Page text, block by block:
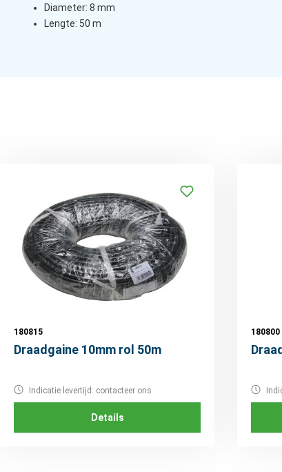
Diameter: 8 mm
Lengte: 50 m
180815
Draadgaine 10mm rol 50m
Indicatie levertijd: contacteer ons
Details
180800